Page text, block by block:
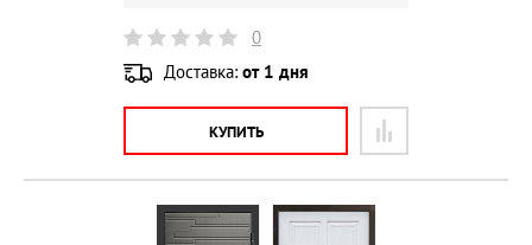
0
Доставка: от 1 дня
КУПИТЬ